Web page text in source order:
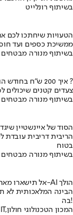
בשיתוף רונלייט
הטעויות שיחתכו לכם
ממשיכת כספים ועד
בשיתוף מנורה מבטחים
איך 200 ש"ח בחודש הופכים ל140 אלף ?
צעדים קטנים שיכולים
בשיתוף מנורה מבטחים
הסוד של איינשטיין
הריבית דריבית
בטוח
בשיתוף מנורה מבטחים
אל תישארו מאחור – בואו לגלות לאן ה-AI הולך
הבינה המלאכותית לא
בה!
בשיתוף HIT,המכון הטכנולוגי חולון